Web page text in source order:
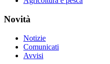
Novità
Notizie
Comunicati
Avvisi